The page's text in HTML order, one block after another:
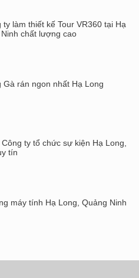
ty làm thiết kế Tour VR360 tại Hạ
chất lượng cao
Gà rán ngon nhất Hạ Long
ty tổ chức sự kiện Hạ Long,
tín
máy tính Hạ Long, Quảng Ninh